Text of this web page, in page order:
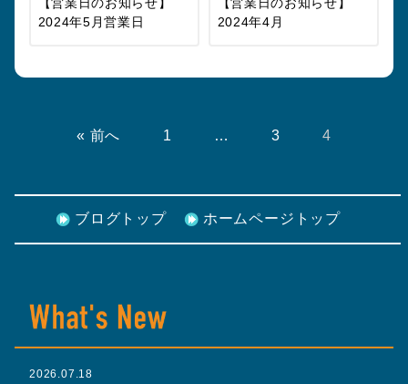
2024年5月営業日
2024年4月
« 前へ 1 … 3 4
ブログトップ ホームページトップ
2026.07.18